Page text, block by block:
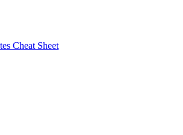
Cheat Sheet